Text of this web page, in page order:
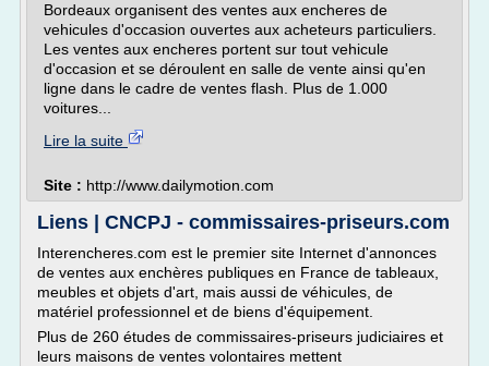
Bordeaux organisent des ventes aux encheres de
vehicules d'occasion ouvertes aux acheteurs particuliers.
Les ventes aux encheres portent sur tout vehicule
d'occasion et se déroulent en salle de vente ainsi qu'en
ligne dans le cadre de ventes flash. Plus de 1.000
voitures...
Lire la suite
Site : http://www.dailymotion.com
Liens | CNCPJ - commissaires-priseurs.com
Interencheres.com est le premier site Internet d'annonces
de ventes aux enchères publiques en France de tableaux,
meubles et objets d'art, mais aussi de véhicules, de
matériel professionnel et de biens d'équipement.
Plus de 260 études de commissaires-priseurs judiciaires et
leurs maisons de ventes volontaires mettent